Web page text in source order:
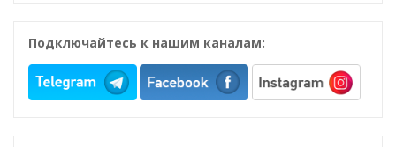
Подключайтесь к нашим каналам: